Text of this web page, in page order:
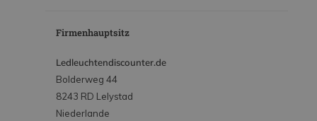
Firmenhauptsitz
Ledleuchtendiscounter.de
Bolderweg 44
8243 RD Lelystad
Niederlande